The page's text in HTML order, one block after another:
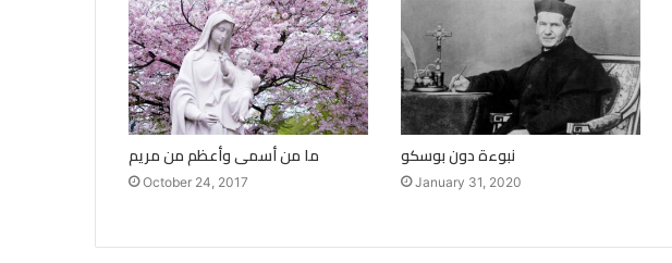
ما من أسمى وأعظم من مريم
October 24, 2017
نبوءة دون بوسكو
January 31, 2020